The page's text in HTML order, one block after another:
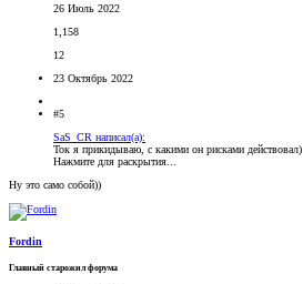
26 Июль 2022
1,158
12
23 Октябрь 2022
#5
SaS_CR написал(а):
Ток я прикидываю, с какими он рисками действовал)
Нажмите для раскрытия...
Ну это само собой))
Fordin
Главный старожил форума